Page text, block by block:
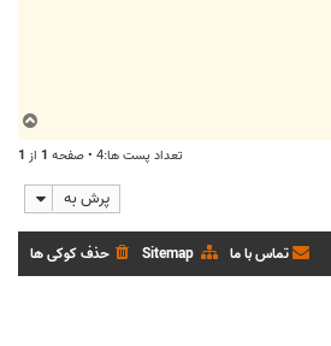
ا
تعداد پست ها:4 • صفحه 1 از 1
پرش به
حذف کوکی ها Sitemap تماس با ما